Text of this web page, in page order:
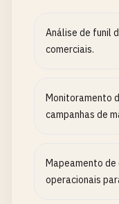
Análise de funil
comerciais.
Monitoramento
campanhas de
Mapeamento
operacionais